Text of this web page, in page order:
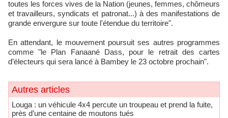
toutes les forces vives de la Nation (jeunes, femmes, chômeurs
et travailleurs, syndicats et patronat...) à des manifestations de
grande envergure sur toute l'étendue du territoire".
En attendant, le mouvement poursuit ses autres programmes
comme "le Plan Fanaané Dass, pour le retrait des cartes
d’électeurs qui sera lancé à Bambey le 23 octobre prochain".
Autres articles
Louga : un véhicule 4x4 percute un troupeau et prend la fuite,
près d’une centaine de moutons tués